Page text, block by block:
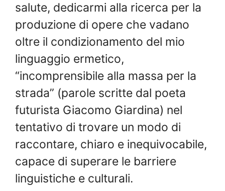
salute, dedicarmi alla ricerca per la
produzione di opere che vadano
oltre il condizionamento del mio
linguaggio ermetico,
“incomprensibile alla massa per la
strada” (parole scritte dal poeta
futurista Giacomo Giardina) nel
tentativo di trovare un modo di
raccontare, chiaro e inequivocabile,
capace di superare le barriere
linguistiche e culturali.